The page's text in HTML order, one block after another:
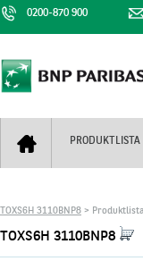
0200-870 900
PRODUKTLISTA
Mini Futures
Nyhestbrev+
Finansiell information
TOXS6H 3110BNP8 >
TOXS6H 3110BNP8